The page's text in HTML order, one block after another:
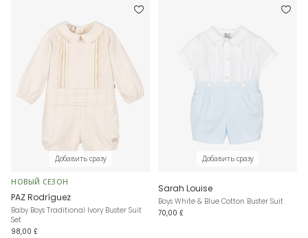
Добавить сразу
НОВЫЙ СЕЗОН
PAZ Rodríguez
Baby Boys Traditional Ivory Buster Suit
Set
98,00 £
Добавить сразу
Sarah Louise
Boys White & Blue Cotton Buster Suit
70,00 £